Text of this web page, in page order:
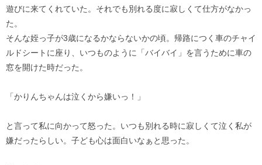
遊びに来てくれていた。それでも別れる度に寂しくて仕方がなかっ
た。
そんな姪っ子が3歳になるかならないかの頃。帰路につく車のチャイ
ルドシートに座り、いつものように「バイバイ」を言うために車の
窓を開けた時だった。
「かりんちゃんは泣くから嫌いっ！」
と言って私に向かって怒った。いつも別れる時に寂しくて泣く私が
嫌だったらしい。子ども心は面白いなぁと思った。